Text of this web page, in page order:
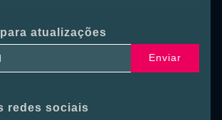
atualizações
Enviar
redes sociais